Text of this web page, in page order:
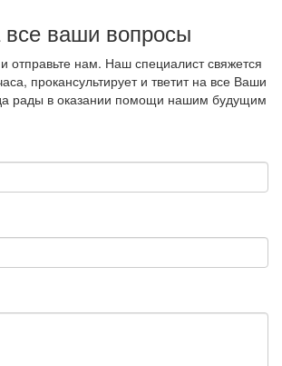
все ваши вопросы
отправьте нам. Наш специалист свяжется
прокансультирует и тветит на все Ваши
рады в оказании помощи нашим будущим